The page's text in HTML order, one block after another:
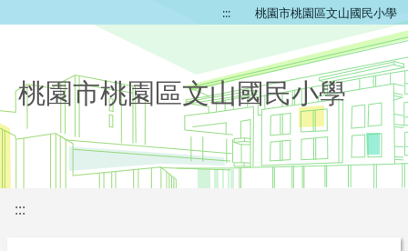
::: 桃園市桃園區文山國民小學
桃園市桃園區文山國民小學
:::